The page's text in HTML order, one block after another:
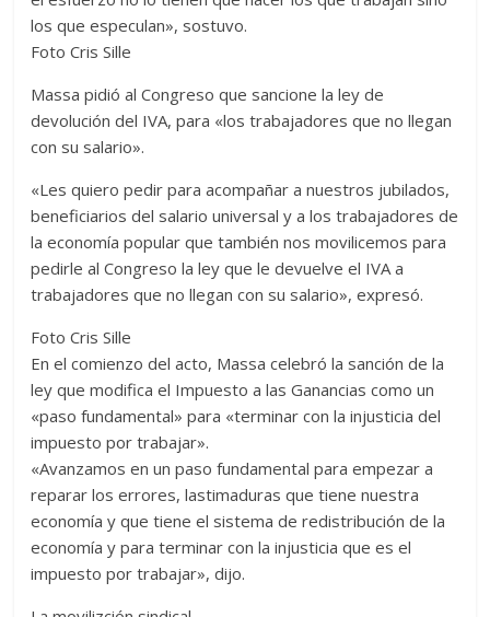
los que especulan», sostuvo.
Foto Cris Sille
Massa pidió al Congreso que sancione la ley de
devolución del IVA, para «los trabajadores que no llegan
con su salario».
«Les quiero pedir para acompañar a nuestros jubilados,
beneficiarios del salario universal y a los trabajadores de
la economía popular que también nos movilicemos para
pedirle al Congreso la ley que le devuelve el IVA a
trabajadores que no llegan con su salario», expresó.
Foto Cris Sille
En el comienzo del acto, Massa celebró la sanción de la
ley que modifica el Impuesto a las Ganancias como un
«paso fundamental» para «terminar con la injusticia del
impuesto por trabajar».
«Avanzamos en un paso fundamental para empezar a
reparar los errores, lastimaduras que tiene nuestra
economía y que tiene el sistema de redistribución de la
economía y para terminar con la injusticia que es el
impuesto por trabajar», dijo.